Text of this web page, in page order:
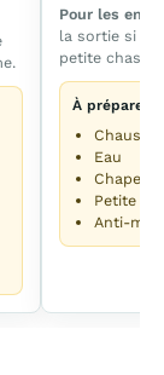
Pour les
la sortie si
petite
À préparer
Eau
Chapeau
Petite
Anti-